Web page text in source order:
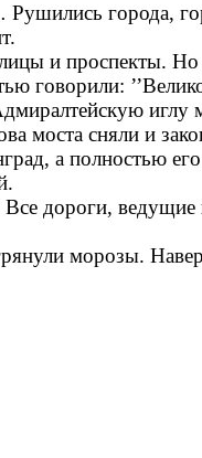
города,
и проспекты. Но
говорили:
моста сняли и
а полностью
дороги,
морозы.